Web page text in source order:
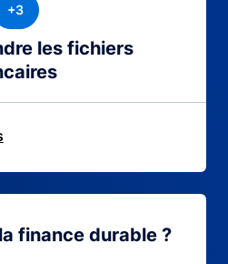
les fichiers
+3
finance durable ?